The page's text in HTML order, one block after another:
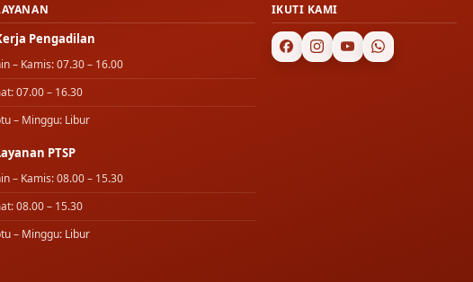
Pengadilan
– Kamis: 07.30 – 16.00
07.00 – 16.30
– Minggu: Libur
PTSP
– Kamis: 08.00 – 15.30
08.00 – 15.30
– Minggu: Libur
IKUTI KAMI